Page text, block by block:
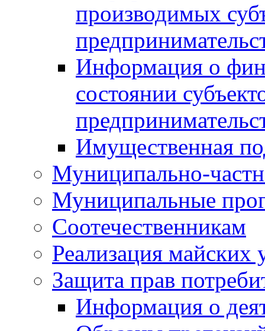
производимых
Информация о
состоянии
Имущественная
Муниципально-
Муниципальные
Соотечественникам
Реализация майских
Защита прав
Информация о